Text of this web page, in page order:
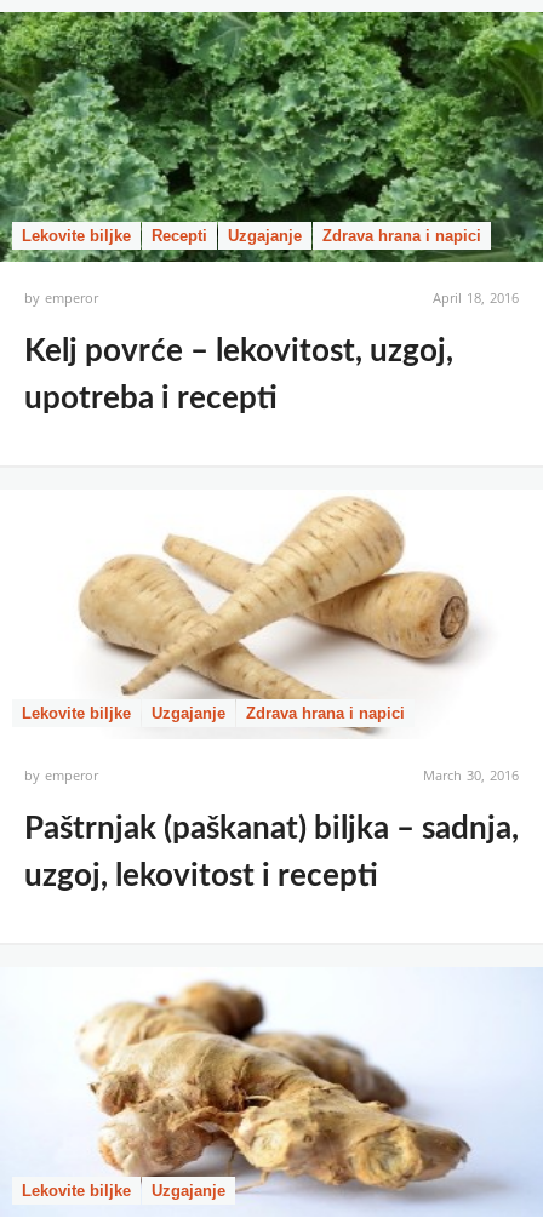
Lekovite biljke Recepti Uzgajanje Zdrava hrana i napici
byemperor April 18, 2016
Kelj povrće – lekovitost, uzgoj,
upotreba i recepti
Lekovite biljke Uzgajanje Zdrava hrana i napici
byemperor March 30, 2016
Paštrnjak (paškanat) biljka – sadnja,
uzgoj, lekovitost i recepti
Lekovite biljke Uzgajanje